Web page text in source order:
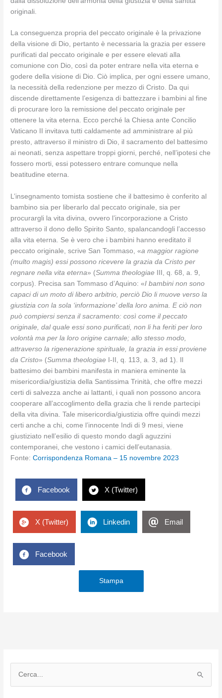
originali.
La conseguenza propria del peccato originale è la privazione
della visione di Dio, pertanto è necessaria la grazia per essere
purificati dal peccato originale e per essere elevati alla
comunione con Dio, così da poter entrare nella vita eterna e
godere della visione di Dio. Ciò implica, per ogni essere umano,
la necessità della redenzione per mezzo di Cristo. Da qui
discende direttamente l’esigenza di battezzare i bambini al fine
di procurare loro la remissione del peccato originale per
ottenere la vita eterna. Ecco perché la Chiesa ante Concilio
Vaticano II invitava tutti caldamente ad amministrare al più
presto, attraverso il ministro di Dio, il sacramento del battesimo
ai neonati, senza aspettare troppi giorni, perché, nell’ipotesi che
fossero morti, essi potessero entrare comunque nella
beatitudine eterna.
L’insegnamento tomista sostiene che il battesimo è conferito al
bambino sia per liberarlo dal peccato originale, sia per
procurargli la vita divina, ovvero l’incorporazione a Cristo
attraverso il dono dello Spirito Santo, spalancandogli l’accesso
alla vita eterna. Se è vero che i bambini hanno ereditato il
peccato originale, scrive San Tommaso, «a maggior ragione
(multo magis) essi possono ricevere la grazia da Cristo per
regnare nella vita eterna» (Summa theologiae III, q. 68, a. 9,
corpus). Precisa san Tommaso d’Aquino: «I bambini non sono
capaci di un moto di libero arbitrio, perciò Dio li muove verso la
giustizia con la sola ‘informazione’ della loro anima. E ciò non
può compiersi senza il sacramento: così come il peccato
originale, dal quale essi sono purificati, non li ha feriti per loro
volontà ma per la loro origine carnale; allo stesso modo,
attraverso la rigenerazione spirituale, la grazia in essi proviene
da Cristo» (Summa theologiae I-II, q. 113, a. 3, ad 1). Il
battesimo dei bambini manifesta in maniera eminente la
misericordia/giustizia della Santissima Trinità, che offre mezzi
certi di salvezza anche ai lattanti, i quali non possono ancora
cooperare all’accoglimento della grazia che li rende partecipi
della vita divina. Tale misericordia/giustizia offre quindi mezzi
certi anche a chi, come l’innocente Indi di 9 mesi, viene
giustiziato nell’esilio di questo mondo dagli aguzzini
contemporanei, che vestono i camici dell’eutanasia.
Fonte:Corrispondenza Romana – 15 novembre 2023
Facebook X (Twitter)
X (Twitter) Linkedin Email
Facebook
Stampa